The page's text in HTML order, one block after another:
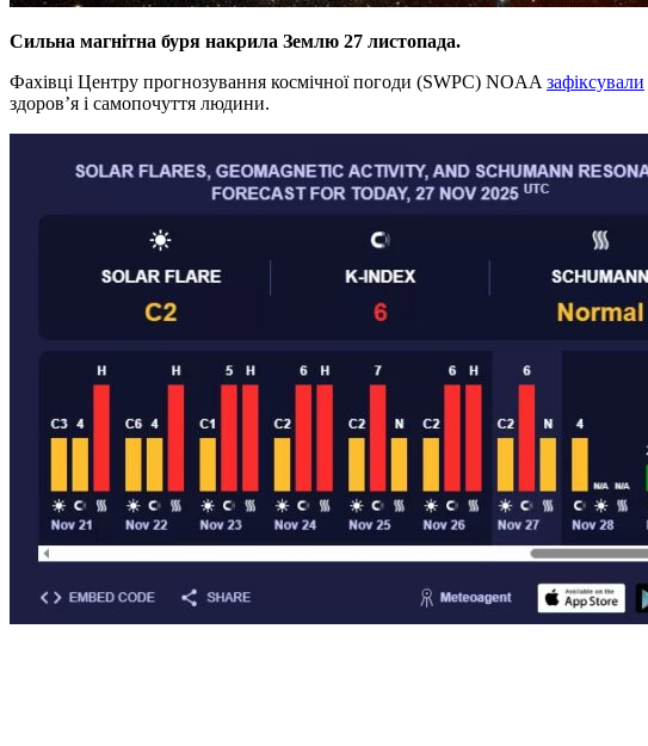
Сильна магнітна буря накрила Землю 27 листопада.
Фахівці Центру прогнозування космічної погоди (SWPC) NOAA зафіксували
здоров’я і самопочуття людини.